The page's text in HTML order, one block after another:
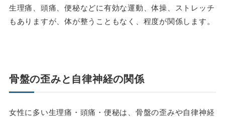
生理痛、頭痛、便秘などに有効な運動、体操、ストレッチ
もありますが、体が整うこともなく、程度が関係します。
骨盤の歪みと自律神経の関係
女性に多い生理痛・頭痛・便秘は、骨盤の歪みや自律神経